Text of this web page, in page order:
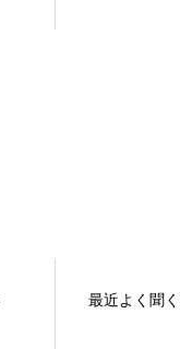
最近よく聞